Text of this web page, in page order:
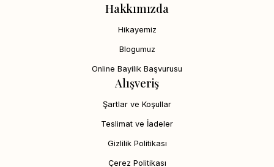
Hakkımızda
Hikayemiz
Blogumuz
Online Bayilik Başvurusu
Alışveriş
Şartlar ve Koşullar
Teslimat ve İadeler
Gizlilik Politikası
Çerez Politikası